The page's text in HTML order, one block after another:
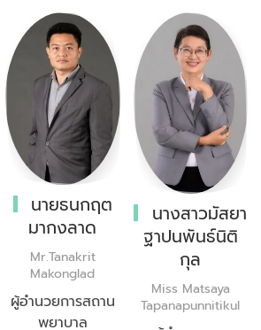
นายธนกฤต
มากงลาด
Mr.Tanakrit
Makonglad
ผู้อำนวยการสถาน
พยาบาล
นางสาวมัสยา
ฐาปนพันธ์นิติ
กุล
Miss Matsaya
Tapanapunnitikul